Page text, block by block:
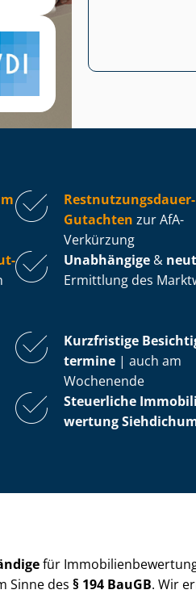
Rest­nut­zungs­dau­er-
Gutachten zur AfA-
Verkürzung
Unabhängige &
Ermittlung des
Kurzfristige
ter­mi­ne | auch am
Wochenende
Steuerliche
wer­tung
für
Sinne des§ 194 BauGB. Wir